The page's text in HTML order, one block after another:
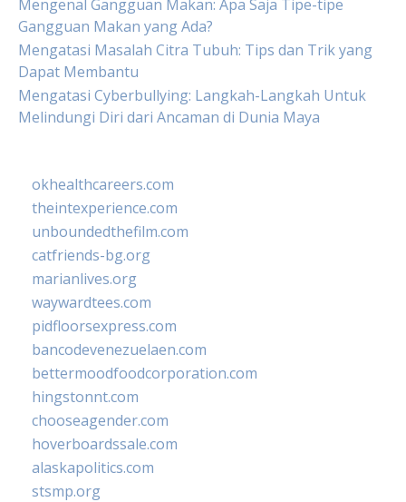
Mengenal Gangguan Makan: Apa Saja Tipe-tipe
Gangguan Makan yang Ada?
Mengatasi Masalah Citra Tubuh: Tips dan Trik yang
Dapat Membantu
Mengatasi Cyberbullying: Langkah-Langkah Untuk
Melindungi Diri dari Ancaman di Dunia Maya
okhealthcareers.com
theintexperience.com
unboundedthefilm.com
catfriends-bg.org
marianlives.org
waywardtees.com
pidfloorsexpress.com
bancodevenezuelaen.com
bettermoodfoodcorporation.com
hingstonnt.com
chooseagender.com
hoverboardssale.com
alaskapolitics.com
stsmp.org